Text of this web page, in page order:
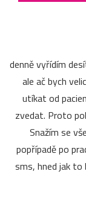
denně vyřídím
ale ač bych
utíkat od
zvedat. Proto
Snažím se
popřípadě po
sms, hned jak to